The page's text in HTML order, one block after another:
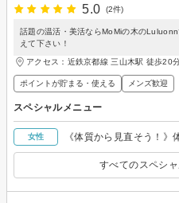
5.0
(2件)
話題の温活・美活ならMoMiの木の
えて下さい！
アクセス：近鉄京都線 三山木駅 徒歩20
ポイントが貯まる・使える メンズ歓迎
スペシャルメニュー
女性 《体質から見直そう！
すべてのスペシ